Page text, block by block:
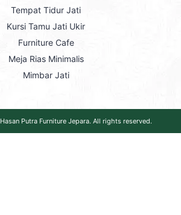
Tempat Tidur Jati
Kursi Tamu Jati Ukir
Furniture Cafe
Meja Rias Minimalis
Mimbar Jati
Hasan Putra Furniture Jepara. All rights reserved.